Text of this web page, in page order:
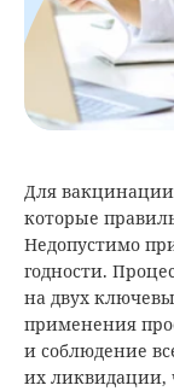
Для вакцинации
которые
Недопустимо
годности.
на двух
применения
и соблюдение
их ликвидации,